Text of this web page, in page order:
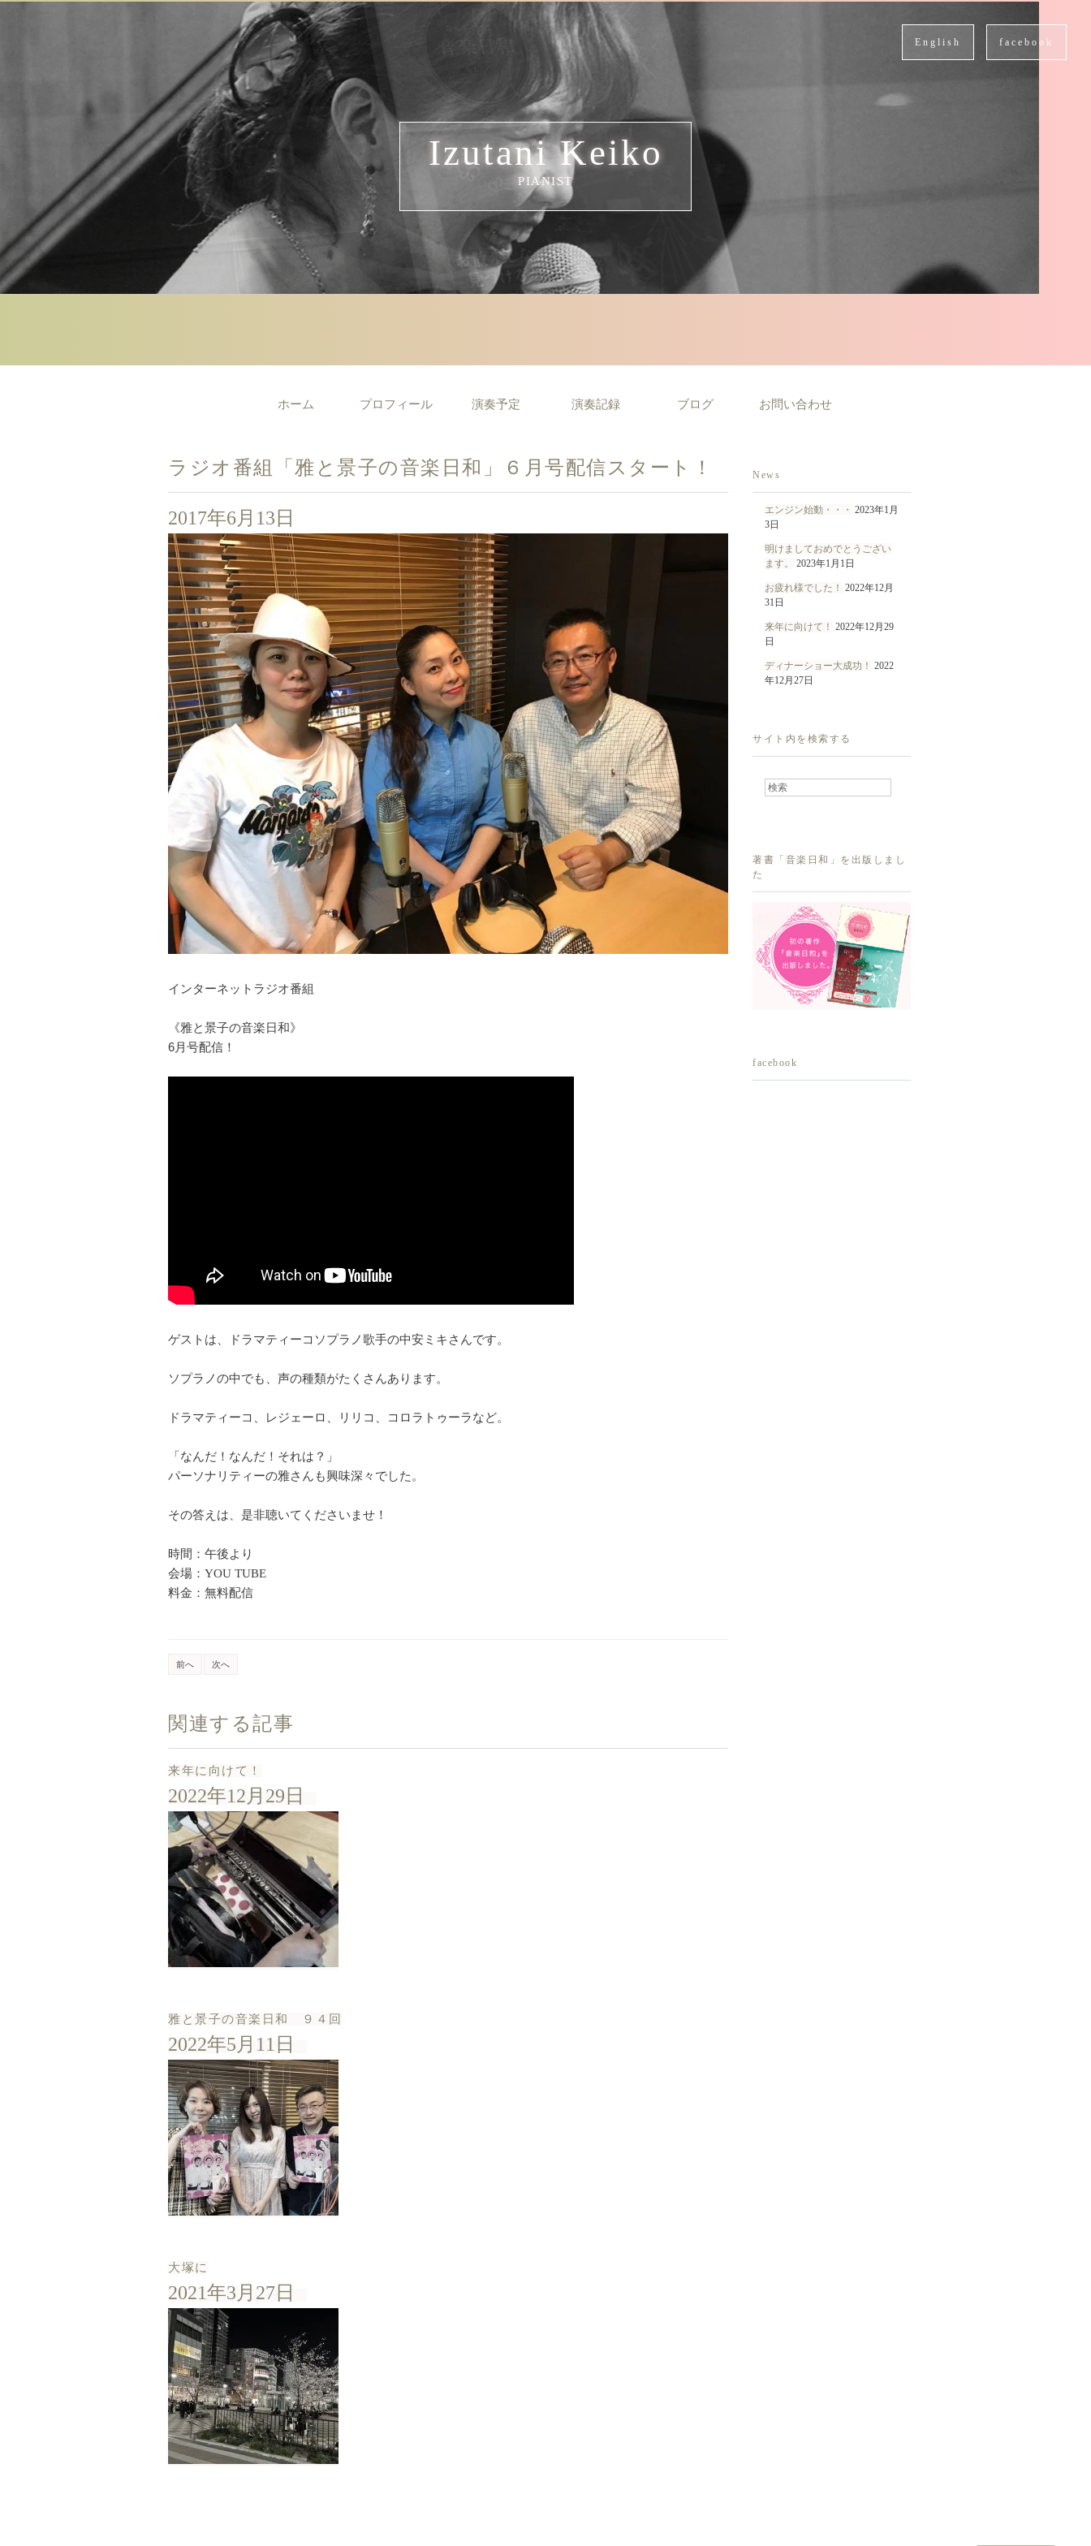
facebook
English
Izutani Keiko
PIANIST
ホーム プロフィール 演奏予定 演奏記録 ブログ お問い合わせ
ラジオ番組「雅と景子の音楽日和」６月号配信スタート！
2017年6月13日
インターネットラジオ番組
《雅と景子の音楽日和》
6月号配信！
ゲストは、ドラマティーコソプラノ歌手の中安ミキさんです。
ソプラノの中でも、声の種類がたくさんあります。
ドラマティーコ、レジェーロ、リリコ、コロラトゥーラなど。
「なんだ！なんだ！それは？」
パーソナリティーの雅さんも興味深々でした。
その答えは、是非聴いてくださいませ！
時間：午後より
会場：YOU TUBE
料金：無料配信
前へ 次へ
関連する記事
来年に向けて！
2022年12月29日
雅と景子の音楽日和 ９４回
2022年5月11日
大塚に
2021年3月27日
News
エンジン始動・・・ 2023年1月
3日
明けましておめでとうござい
ます。
2023年1月1日
お疲れ様でした！ 2022年12月
31日
来年に向けて！ 2022年12月29
日
ディナーショー大成功！ 2022
年12月27日
サイト内を検索する
著書「音楽日和」を出版しまし
た
facebook